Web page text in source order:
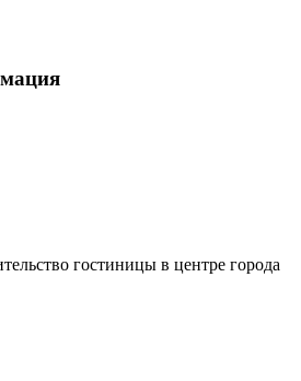
гостиницы в центре города